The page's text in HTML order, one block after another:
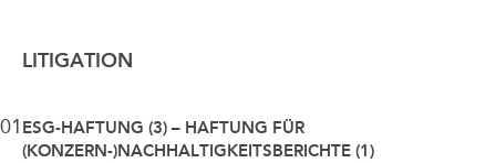
LITIGATION
01 ESG-HAFTUNG (3) – HAFTUNG FÜR
(KONZERN-)NACHHALTIGKEITSBERICHTE (1)